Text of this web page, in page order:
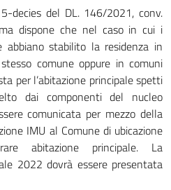
decies del DL. 146/2021, conv.
dispone che nel caso in cui i
abbiano stabilito la residenza in
comune oppure in comuni
per l’abitazione principale spetti
dai componenti del nucleo
comunicata per mezzo della
IMU al Comune di ubicazione
abitazione principale. La
2022 dovrà essere presentata